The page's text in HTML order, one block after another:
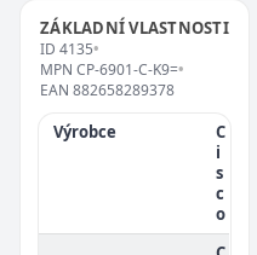
ZÁKLADNÍ VLASTNOSTI
ID 4135•
MPN CP-6901-C-K9=•
EAN 882658289378
Výrobce
C
i
s
c
o